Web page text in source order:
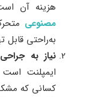
هزینه آن
مصنوعی
به‌راحتی قابل
نیاز به جراحی
ایمپلنت
کسانی که